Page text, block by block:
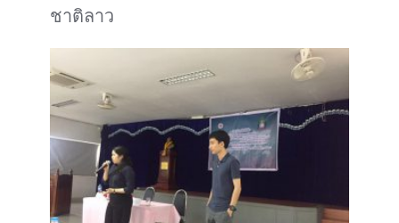
ชาติลาว